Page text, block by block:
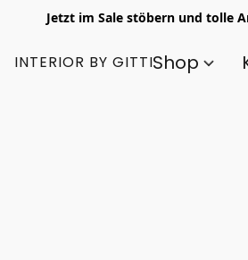
Jetzt im Sale stöbern und tolle
INTERIOR BY GITTIShop